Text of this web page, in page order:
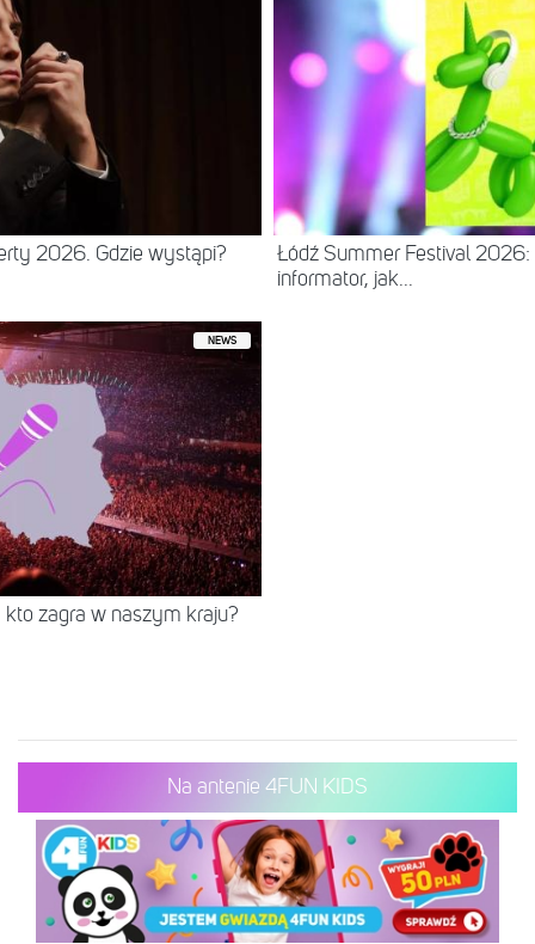
2026. Gdzie wystąpi?
Łódź Summer Festival 2026:
informator, jak...
NEWS
zagra w naszym kraju?
Na antenie 4FUN KIDS